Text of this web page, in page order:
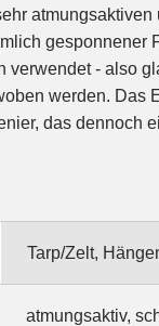
gesponnener
verwendet - also
werden. Das
das dennoch
Mückenschutz.
sehr gut als
als
Tarp/Zelt,
atmungsaktiv,